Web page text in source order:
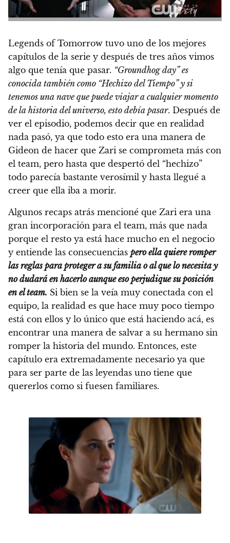
Legends of Tomorrow tuvo uno de los mejores
capítulos de la serie y después de tres años vimos
algo que tenía que pasar. “Groundhog day” es
conocida también como “Hechizo del Tiempo” y si
tenemos una nave que puede viajar a cualquier momento
de la historia del universo, esto debía pasar. Después de
ver el episodio, podemos decir que en realidad
nada pasó, ya que todo esto era una manera de
Gideon de hacer que Zari se comprometa más con
el team, pero hasta que despertó del “hechizo”
todo parecía bastante verosímil y hasta llegué a
creer que ella iba a morir.
Algunos recaps atrás mencioné que Zari era una
gran incorporación para el team, más que nada
porque el resto ya está hace mucho en el negocio
y entiende las consecuencias pero ella quiere romper
las reglas para proteger a su familia o al que lo necesita y
no dudará en hacerlo aunque eso perjudique su posición
en el team. Si bien se la veía muy conectada con el
equipo, la realidad es que hace muy poco tiempo
está con ellos y lo único que está haciendo acá, es
encontrar una manera de salvar a su hermano sin
romper la historia del mundo. Entonces, este
capítulo era extremadamente necesario ya que
para ser parte de las leyendas uno tiene que
quererlos como si fuesen familiares.